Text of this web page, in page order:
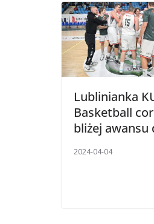
Lublinianka
Basketball
bliżej awansu
2024-04-04